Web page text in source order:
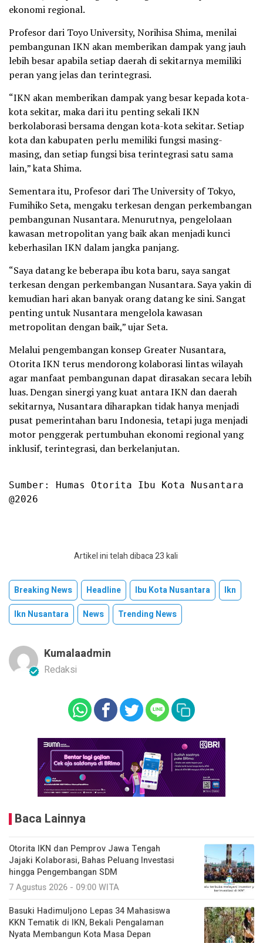
ekonomi regional.
Profesor dari Toyo University, Norihisa Shima, menilai
pembangunan IKN akan memberikan dampak yang jauh
lebih besar apabila setiap daerah di sekitarnya memiliki
peran yang jelas dan terintegrasi.
“IKN akan memberikan dampak yang besar kepada kota-
kota sekitar, maka dari itu penting sekali IKN
berkolaborasi bersama dengan kota-kota sekitar. Setiap
kota dan kabupaten perlu memiliki fungsi masing-
masing, dan setiap fungsi bisa terintegrasi satu sama
lain,” kata Shima.
Sementara itu, Profesor dari The University of Tokyo,
Fumihiko Seta, mengaku terkesan dengan perkembangan
pembangunan Nusantara. Menurutnya, pengelolaan
kawasan metropolitan yang baik akan menjadi kunci
keberhasilan IKN dalam jangka panjang.
“Saya datang ke beberapa ibu kota baru, saya sangat
terkesan dengan perkembangan Nusantara. Saya yakin di
kemudian hari akan banyak orang datang ke sini. Sangat
penting untuk Nusantara mengelola kawasan
metropolitan dengan baik,” ujar Seta.
Melalui pengembangan konsep Greater Nusantara,
Otorita IKN terus mendorong kolaborasi lintas wilayah
agar manfaat pembangunan dapat dirasakan secara lebih
luas. Dengan sinergi yang kuat antara IKN dan daerah
sekitarnya, Nusantara diharapkan tidak hanya menjadi
pusat pemerintahan baru Indonesia, tetapi juga menjadi
motor penggerak pertumbuhan ekonomi regional yang
inklusif, terintegrasi, dan berkelanjutan.
Sumber: Humas Otorita Ibu Kota Nusantara
@2026
Artikel ini telah dibaca 23 kali
Breaking News Headline Ibu Kota Nusantara
Ikn
Ikn Nusantara
News Trending News
Kumalaadmin
Redaksi
Baca Lainnya
Otorita IKN dan Pemprov Jawa Tengah
Jajaki Kolaborasi, Bahas Peluang Investasi
hingga Pengembangan SDM
7 Agustus 2026 - 09:00 WITA
Basuki Hadimuljono Lepas 34 Mahasiswa
KKN Tematik di IKN, Bekali Pengalaman
Nyata Membangun Kota Masa Depan